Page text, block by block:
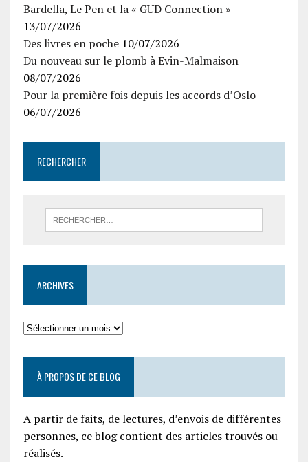
Bardella, Le Pen et la « GUD Connection »
13/07/2026
Des livres en poche 10/07/2026
Du nouveau sur le plomb à Evin-Malmaison
08/07/2026
Pour la première fois depuis les accords d’Oslo
06/07/2026
RECHERCHER
ARCHIVES
À PROPOS DE CE BLOG
A partir de faits, de lectures, d’envois de différentes
personnes, ce blog contient des articles trouvés ou
réalisés.